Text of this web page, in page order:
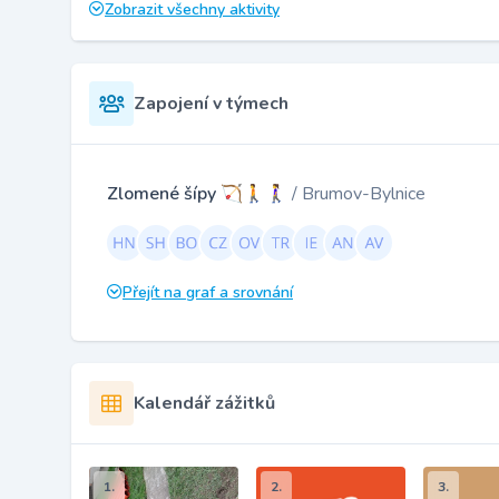
Zobrazit všechny aktivity
Zapojení v týmech
Zlomené šípy 🏹🚶🚶‍♀️ / Brumov-Bylnice
Přejít na graf a srovnání
Kalendář zážitků
1. 2. 3.